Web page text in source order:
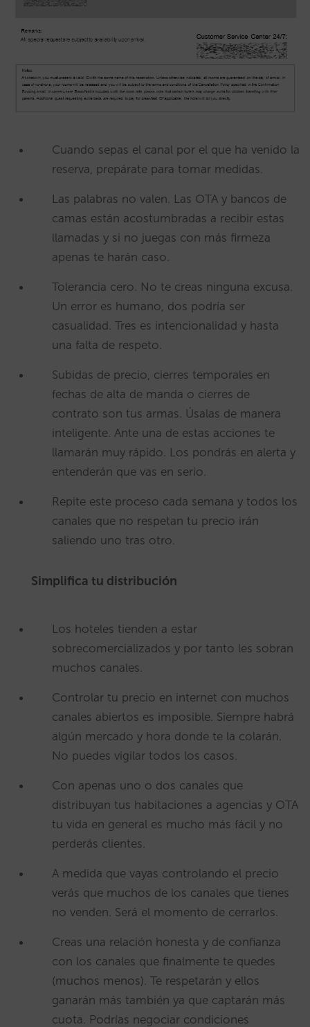
Cuando sepas el canal por el que ha venido la
reserva, prepárate para tomar medidas.
Las palabras no valen. Las OTA y bancos de
camas están acostumbradas a recibir estas
llamadas y si no juegas con más firmeza
apenas te harán caso.
Tolerancia cero. No te creas ninguna excusa.
Un error es humano, dos podría ser
casualidad. Tres es intencionalidad y hasta
una falta de respeto.
Subidas de precio, cierres temporales en
fechas de alta de manda o cierres de
contrato son tus armas. Úsalas de manera
inteligente. Ante una de estas acciones te
llamarán muy rápido. Los pondrás en alerta y
entenderán que vas en serio.
Repite este proceso cada semana y todos los
canales que no respetan tu precio irán
saliendo uno tras otro.
Simplifica tu distribución
Los hoteles tienden a estar
sobrecomercializados y por tanto les sobran
muchos canales.
Controlar tu precio en internet con muchos
canales abiertos es imposible. Siempre habrá
algún mercado y hora donde te la colarán.
No puedes vigilar todos los casos.
Con apenas uno o dos canales que
distribuyan tus habitaciones a agencias y OTA
tu vida en general es mucho más fácil y no
perderás clientes.
A medida que vayas controlando el precio
verás que muchos de los canales que tienes
no venden. Será el momento de cerrarlos.
Creas una relación honesta y de confianza
con los canales que finalmente te quedes
(muchos menos). Te respetarán y ellos
ganarán más también ya que captarán más
cuota. Podrías negociar condiciones